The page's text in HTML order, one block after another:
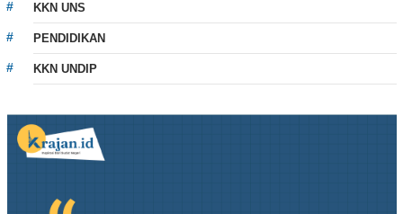
KKN UNS
PENDIDIKAN
KKN UNDIP